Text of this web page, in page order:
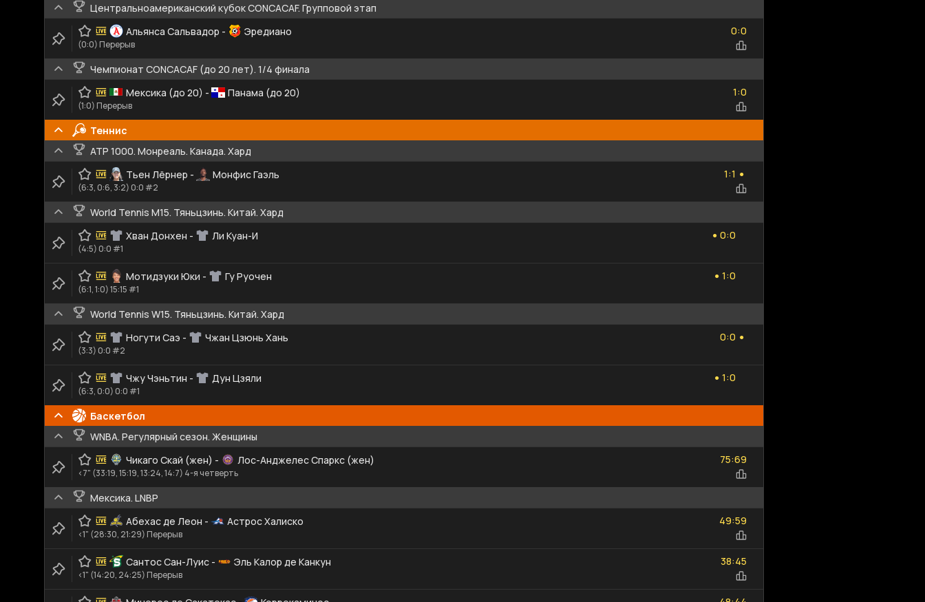
Центральноамериканский кубок CONCACAF. Групповой этап
Альянса Сальвадор - Эредиано
0
0:
0
0
(0:0) Перерыв
Чемпионат CONCACAF (до 20 лет). 1/4 финала
Мексика (до 20) - Панама (до 20)
1
1:
0
0
(1:0) Перерыв
Теннис
ATP 1000. Монреаль. Канада. Хард
Тьен Лёрнер - Монфис Гаэль
1
1:
1
1 ●
(6:3, 0:6, 3:2) 0:0 #2
World Tennis M15. Тяньцзинь. Китай. Хард
Хван Донхен - Ли Куан-И ●
0
0:
0
0
(4:5) 0:0 #1
Мотидзуки Юки - Гу Руочен ● 1:0
(6:1, 1:0) 15:15 #1
World Tennis W15. Тяньцзинь. Китай. Хард
Ногути Саэ - Чжан Цзюнь Хань
0
0:
0
0 ●
(3:3) 0:0 #2
Чжу Чэньтин - Дун Цзяли ● 1:0
(6:3, 0:0) 0:0 #1
Баскетбол
WNBA. Регулярный сезон. Женщины
Чикаго Скай (жен) - Лос-Анджелес Спаркс (жен)
75
75:
69
69
<7" (33:19, 15:19, 13:24, 14:7) 4-я четверть
Мексика. LNBP
Абехас де Леон - Астрос Халиско
49
49:
59
59
<1" (28:30, 21:29) Перерыв
Сантос Сан-Луис - Эль Калор де Канкун
38:45
<1" (14:20, 24:25) Перерыв